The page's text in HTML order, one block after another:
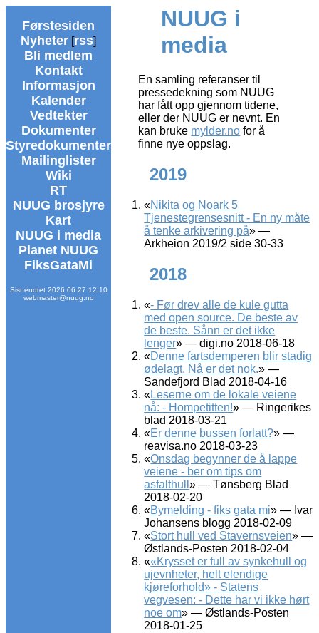
Førstesiden
Nyheter [rss]
Bli medlem
Kontakt
Informasjon
Kalender
Vedtekter
Dokumenter
Styredokumenter
Mailinglister
Wiki
RT
NUUG brosjyre
Kart
NUUG i media
Planet NUUG
FiksGataMi
Sist endret 2026.06.27 12:10
webmaster@nuug.no
NUUG i
media
En samling referanser til
pressedekning som NUUG
har fått opp gjennom tidene,
eller der NUUG er nevnt. En
kan bruke mylder.no for å
finne nye oppslag.
2019
«Nikita og Noark 5
Tjenestegrensesnitt - En ny måte
å tenke arkivering på» —
Arkheion 2019/2 side 30-33
2018
«- Før drev alle de kule gutta
med open source. De beste av
de beste. Sånn er det ikke
lenger» — digi.no 2018-06-18
«Denne fartsdemperen blir stadig
ødelagt. Nå er det nok.» —
Sandefjord Blad 2018-04-16
«Leserne om de lokale veiene
nå: - Hompetitten!» — Ringerikes
blad 2018-03-21
«Er denne bussen forlatt?» —
reavisa.no 2018-03-23
«Onsdag begynner de å lappe
veiene - ber om tips om
asfalthull» — Tønsberg Blad
2018-02-20
«Bymelding - fiks gata mi» — Ivar
Johansens blogg 2018-02-09
«Stort hull ved Stavernsveien» —
Østlands-Posten 2018-02-04
««Krysset er full av synkehull og
ujevnheter, helt elendige
kjøreforhold» - Statens
vegvesen: - Dette har vi ikke hørt
noe om» — Østlands-Posten
2018-01-25